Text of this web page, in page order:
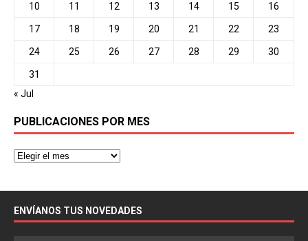
10 11 12 13 14 15 16
17 18 19 20 21 22 23
24 25 26 27 28 29 30
31
« Jul
PUBLICACIONES POR MES
ENVÍANOS TUS NOVEDADES